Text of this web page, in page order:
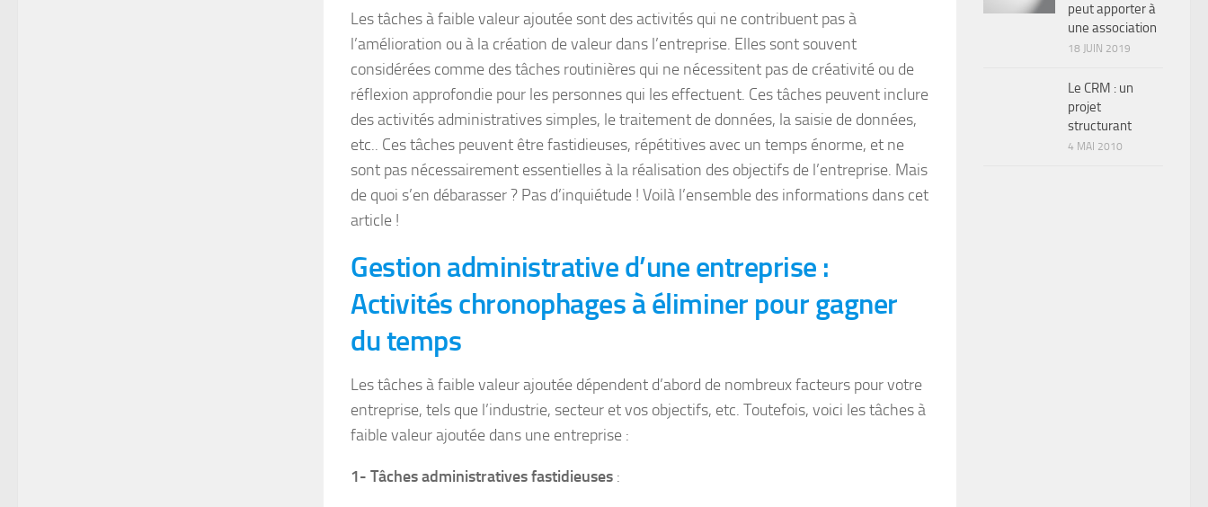
Les tâches à faible valeur ajoutée sont des activités qui ne contribuent pas à
l’amélioration ou à la création de valeur dans l’entreprise. Elles sont souvent
considérées comme des tâches routinières qui ne nécessitent pas de créativité ou de
réflexion approfondie pour les personnes qui les effectuent. Ces tâches peuvent inclure
des activités administratives simples, le traitement de données, la saisie de données,
etc.. Ces tâches peuvent être fastidieuses, répétitives avec un temps énorme, et ne
sont pas nécessairement essentielles à la réalisation des objectifs de l’entreprise. Mais
de quoi s’en débarasser ? Pas d’inquiétude ! Voilà l’ensemble des informations dans cet
article !
Gestion administrative d’une entreprise :
Activités chronophages à éliminer pour gagner
du temps
Les tâches à faible valeur ajoutée dépendent d’abord de nombreux facteurs pour votre
entreprise, tels que l’industrie, secteur et vos objectifs, etc. Toutefois, voici les tâches à
faible valeur ajoutée dans une entreprise :
1- Tâches administratives fastidieuses :
peut apporter à
une association
18 JUIN 2019
Le CRM : un
projet
structurant
4 MAI 2010